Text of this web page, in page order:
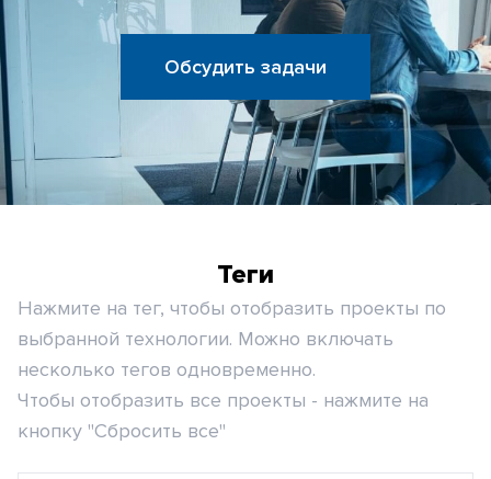
Обсудить задачи
Теги
Нажмите на тег, чтобы отобразить проекты по
выбранной технологии. Можно включать
несколько тегов одновременно.
Чтобы отобразить все проекты - нажмите на
кнопку "Сбросить все"